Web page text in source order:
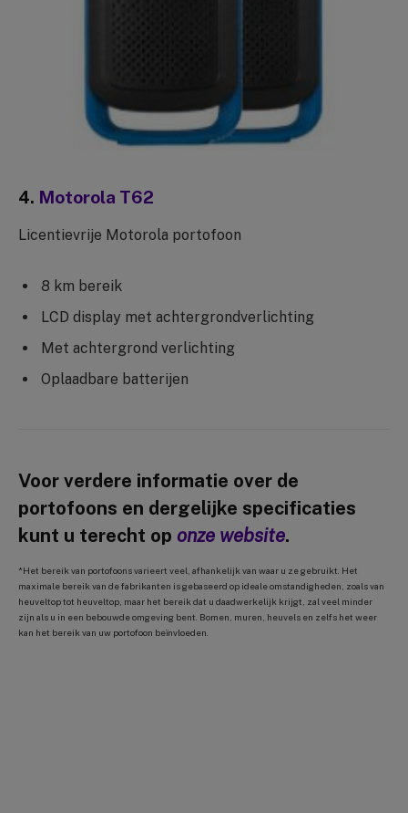
4. Motorola T62
Licentievrije Motorola portofoon
8 km bereik
LCD display met achtergrondverlichting
Met achtergrond verlichting
Oplaadbare batterijen
Voor verdere informatie over de
portofoons en dergelijke specificaties
kunt u terecht op onze website.
*Het bereik van portofoons varieert veel, afhankelijk van waar u ze gebruikt. Het
maximale bereik van de fabrikanten is gebaseerd op ideale omstandigheden, zoals van
heuveltop tot heuveltop, maar het bereik dat u daadwerkelijk krijgt, zal veel minder
zijn als u in een bebouwde omgeving bent. Bomen, muren, heuvels en zelfs het weer
kan het bereik van uw portofoon beïnvloeden.